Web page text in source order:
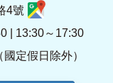
4號
| 13:30～17:30
定假日除外）